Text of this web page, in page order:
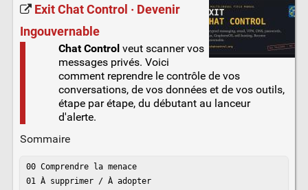
Exit Chat Control · Devenir
Ingouvernable
Chat Controlveut scanner vos
messages privés. Voici
comment reprendre le contrôle de vos
conversations, de vos données et de vos outils,
étape par étape, du débutant au lanceur
d'alerte.
Sommaire
00 Comprendre la menace
01 À supprimer / À adopter